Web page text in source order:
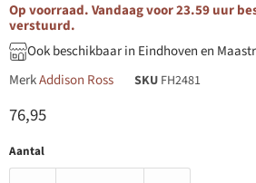
Op voorraad. Vandaag voor 23.59 uur
verstuurd.
Ook beschikbaar in Eindhoven en
MerkAddison Ross SKU FH2481
Huidige prijs
76,95
Aantal